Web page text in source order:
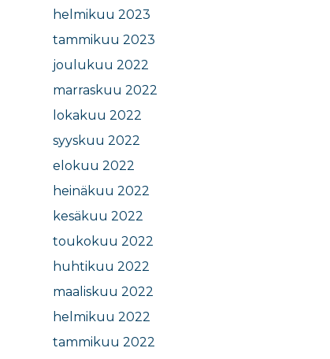
helmikuu 2023
tammikuu 2023
joulukuu 2022
marraskuu 2022
lokakuu 2022
syyskuu 2022
elokuu 2022
heinäkuu 2022
kesäkuu 2022
toukokuu 2022
huhtikuu 2022
maaliskuu 2022
helmikuu 2022
tammikuu 2022